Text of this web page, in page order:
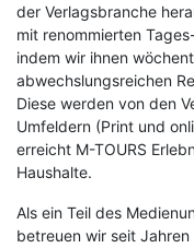
der Verlagsbranche
mit renommierten
indem wir ihnen
abwechslungsreichen
Diese werden von den
Umfeldern (Print und
erreicht M-TOURS
Haushalte.
Als ein Teil des
betreuen wir seit